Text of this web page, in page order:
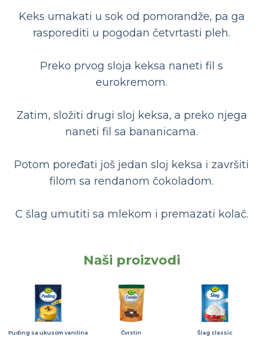
Keks umakati u sok od pomorandže, pa ga
rasporediti u pogodan četvrtasti pleh.
Preko prvog sloja keksa naneti fil s
eurokremom.
Zatim, složiti drugi sloj keksa, a preko njega
naneti fil sa bananicama.
Potom poređati još jedan sloj keksa i završiti
filom sa rendanom čokoladom.
C šlag umutiti sa mlekom i premazati kolač.
Naši proizvodi
Puding sa ukusom vanilina Čvrstin Šlag classic